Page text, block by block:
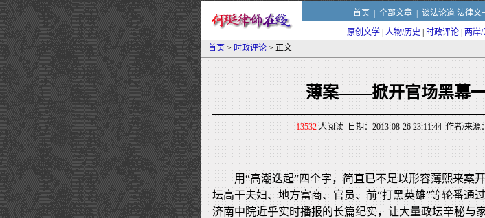
首页 全部文章| 谈法论道 法律文
原创文学 人物/历史 时政评论 两岸
首页 > 时政评论> 正文
薄案——掀开官场黑幕
13532人阅读 日期：2013-08-26 23:11:44 作者/来源
用“高潮迭起”四个字，简直已不足以形容薄熙来
坛高干夫妇、地方富商、官员、前“打黑英雄”等轮番通
济南中院近乎实时播报的长篇纪实，让大量政坛辛秘与